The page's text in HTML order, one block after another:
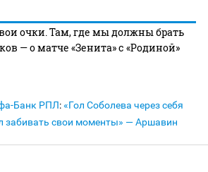
очки. Там, где мы должны брать
— о матче «Зенита» с «Родиной»
Банк РПЛ:«Гол Соболева через себя
забивать свои моменты» — Аршавин